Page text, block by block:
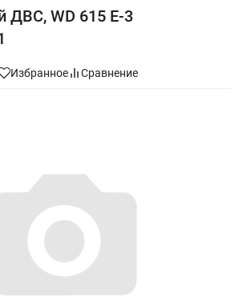
ДВС, WD 615 Е-3
Избранное Сравнение